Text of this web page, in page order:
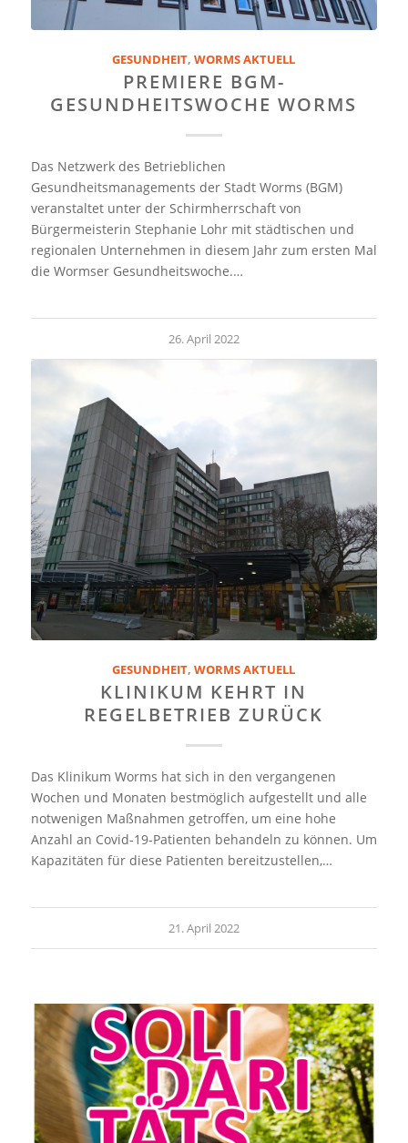
GESUNDHEIT,WORMS AKTUELL
PREMIERE BGM-
GESUNDHEITSWOCHE WORMS
Das Netzwerk des Betrieblichen
Gesundheitsmanagements der Stadt Worms (BGM)
veranstaltet unter der Schirmherrschaft von
Bürgermeisterin Stephanie Lohr mit städtischen und
regionalen Unternehmen in diesem Jahr zum ersten Mal
die Wormser Gesundheitswoche.…
26. April 2022
GESUNDHEIT,WORMS AKTUELL
KLINIKUM KEHRT IN
REGELBETRIEB ZURÜCK
Das Klinikum Worms hat sich in den vergangenen
Wochen und Monaten bestmöglich aufgestellt und alle
notwenigen Maßnahmen getroffen, um eine hohe
Anzahl an Covid-19-Patienten behandeln zu können. Um
Kapazitäten für diese Patienten bereitzustellen,…
21. April 2022